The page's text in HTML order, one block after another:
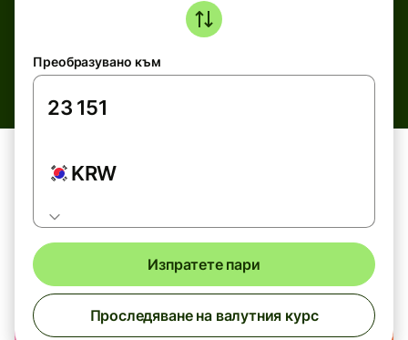
Преобразувано към
KRW
Изпратете пари
Проследяване на валутния курс